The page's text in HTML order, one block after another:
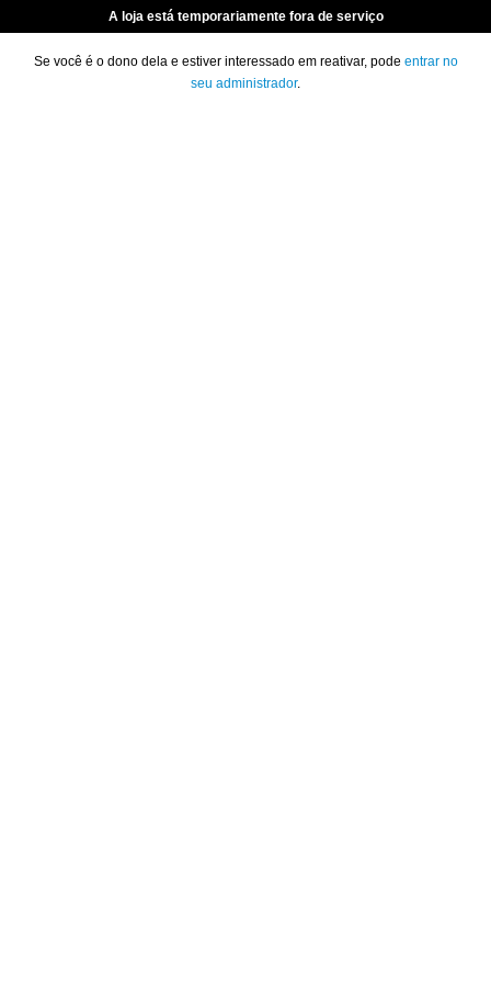
A loja está temporariamente fora de serviço
Se você é o dono dela e estiver interessado em reativar, pode entrar no
seu administrador.